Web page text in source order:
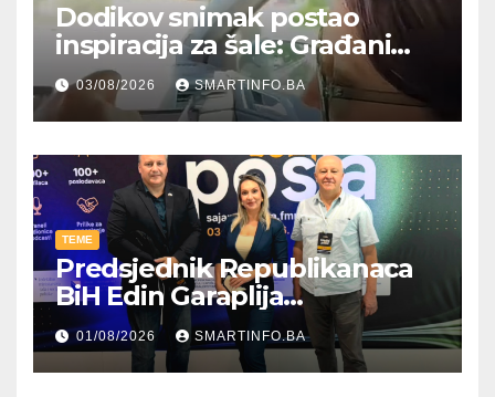
Dodikov snimak postao
inspiracija za šale: Građani
kroz parodiju poslali poruku
03/08/2026 SMARTINFO.BA
TEME
Predsjednik Republikanaca
BiH Edin Garaplija
prisustvovao prezentaciji
Federalnog sajma
zapošljavanja
01/08/2026 SMARTINFO.BA